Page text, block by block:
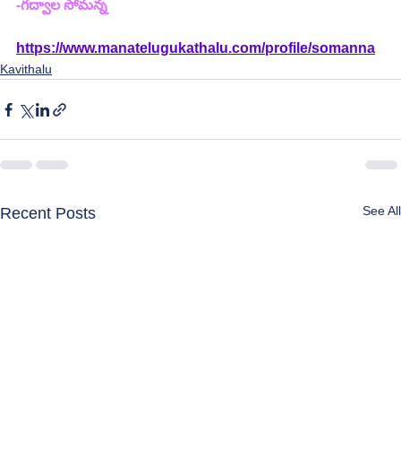
-గద్వాల సోమన్న
https://www.manatelugukathalu.com/profile/somanna
Kavithalu
Recent Posts See All